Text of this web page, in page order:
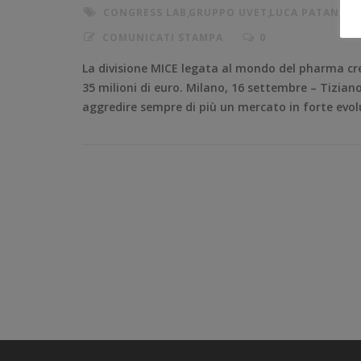
La divisione MICE legata al mondo del pharma
35 milioni di euro. Milano, 16 settembre –
aggredire sempre di più un mercato in forte